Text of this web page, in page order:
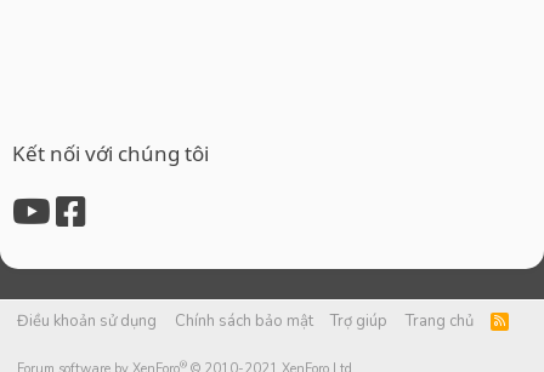
Kết nối với chúng tôi
Điều khoản sử dụng Chính sách bảo mật Trợ giúp Trang chủ
R
S
®